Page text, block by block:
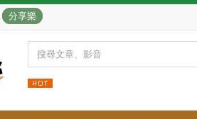
分享樂